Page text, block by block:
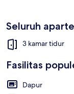
Seluruh
3 kamar tidur
Fasilitas
Dapur